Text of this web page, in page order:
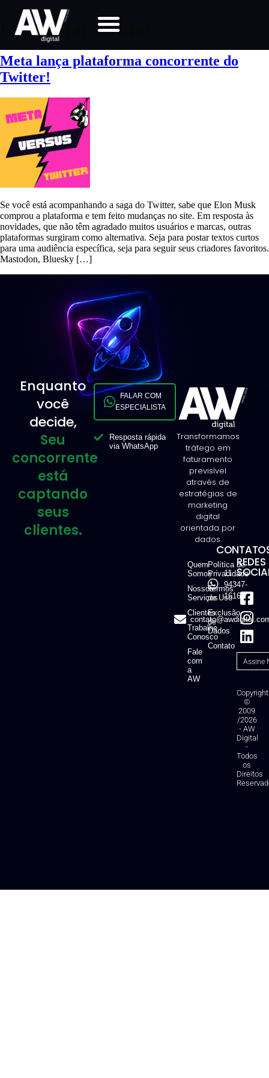
Categoria: Twitter
Meta lança plataforma concorrente do
Twitter!
Se você está acompanhando a saga do Twitter, sabe que Elon Musk
comprou a plataforma e tem feito mudanças no site. Em resposta às
novidades, que não têm agradado muitos usuários e marcas, outras
plataformas surgiram como alternativa. Seja para postar textos curtos
para uma audiência específica, seja para seguir seus criadores favoritos.
Mastodon, Bluesky […]
Enquanto
você
decide,
Seu
concorrente
está
captando
seus
clientes.
FALAR COM
ESPECIALISTA
Resposta rápida
via WhatsApp
Transformamos
tráfego em
faturamento
previsível
através de
estratégias de
marketing
digital
orientada por
dados.
Quem
Somos
Nossos
Serviços
Clientes
Trabalhe
Conosco
Fale
com
a
AW
Política de
Privacidade
Termos
de Uso
Exclusão
de
Dados
Contato
11
94347-
1616
REDES
Copyright
©
2009
/2026
- AW
Digital
-
Todos
os
Direitos